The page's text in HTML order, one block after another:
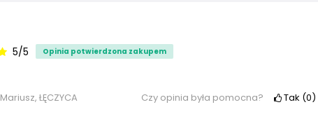
5/5 Opinia potwierdzona zakupem
Mariusz, ŁĘCZYCA Czy opinia była pomocna? Tak 0